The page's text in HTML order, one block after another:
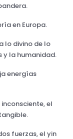
en Europa.
lo divino de lo
y la humanidad.
energías
el
fuerzas, el yin